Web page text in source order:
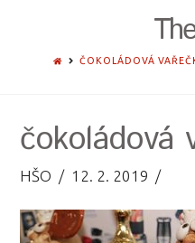
HOMEČOKOLÁDOVÁ
čokoládová
HŠO 12. 2. 2019